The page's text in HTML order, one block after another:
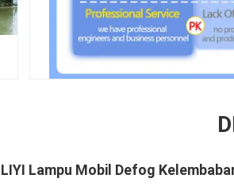
LIYI Lampu Mobil Defog